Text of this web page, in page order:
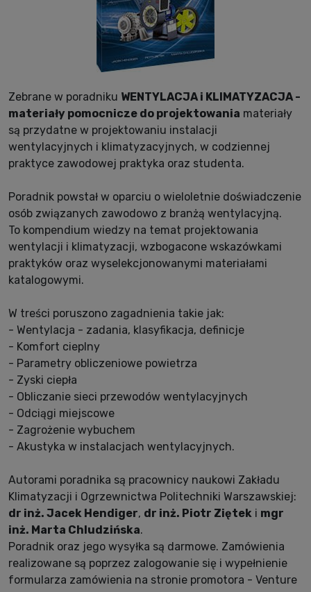
Zebrane w poradniku WENTYLACJA i KLIMATYZACJA -
materiały pomocnicze do projektowania materiały
są przydatne w projektowaniu instalacji
wentylacyjnych i klimatyzacyjnych, w codziennej
praktyce zawodowej praktyka oraz studenta.
Poradnik powstał w oparciu o wieloletnie doświadczenie
osób związanych zawodowo z branżą wentylacyjną.
To kompendium wiedzy na temat projektowania
wentylacji i klimatyzacji, wzbogacone wskazówkami
praktyków oraz wyselekcjonowanymi materiałami
katalogowymi.
W treści poruszono zagadnienia takie jak:
- Wentylacja - zadania, klasyfikacja, definicje
- Komfort cieplny
- Parametry obliczeniowe powietrza
- Zyski ciepła
- Obliczanie sieci przewodów wentylacyjnych
- Odciągi miejscowe
- Zagrożenie wybuchem
- Akustyka w instalacjach wentylacyjnych.
Autorami poradnika są pracownicy naukowi Zakładu
Klimatyzacji i Ogrzewnictwa Politechniki Warszawskiej:
dr inż. Jacek Hendiger, dr inż. Piotr Ziętek i mgr
inż. Marta Chludzińska.
Poradnik oraz jego wysyłka są darmowe. Zamówienia
realizowane są poprzez zalogowanie się i wypełnienie
formularza zamówienia na stronie promotora - Venture